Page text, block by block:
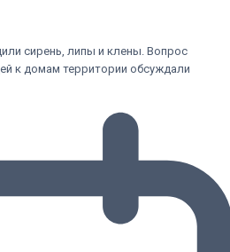
сирень, липы и клены. Вопрос
к домам территории обсуждали